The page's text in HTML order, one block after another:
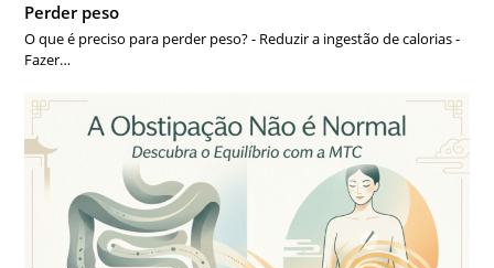
Perder peso
O que é preciso para perder peso? - Reduzir a ingestão de calorias -
Fazer…